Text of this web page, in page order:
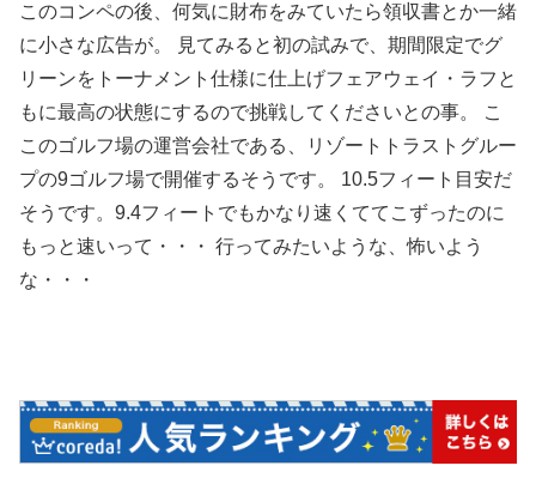
このコンペの後、何気に財布をみていたら領収書とか一緒
に小さな広告が。 見てみると初の試みで、期間限定でグ
リーンをトーナメント仕様に仕上げフェアウェイ・ラフと
もに最高の状態にするので挑戦してくださいとの事。 こ
このゴルフ場の運営会社である、リゾートトラストグルー
プの9ゴルフ場で開催するそうです。 10.5フィート目安だ
そうです。9.4フィートでもかなり速くててこずったのに
もっと速いって・・・ 行ってみたいような、怖いよう
な・・・